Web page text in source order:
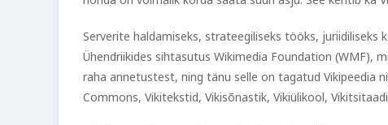
Serverite haldamiseks, strateegiliseks tööks, juriidiliseks
Ühendriikides sihtasutus Wikimedia Foundation (WMF),
raha annetustest, ning tänu selle on tagatud Vikipeedia
Commons, Vikitekstid, Vikisõnastik, Vikiülikool,